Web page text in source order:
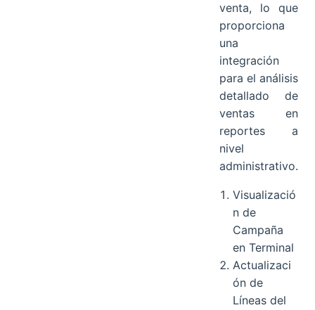
venta, lo que
proporciona
una
integración
para el análisis
detallado de
ventas en
reportes a
nivel
administrativo.
Visualizació
n de
Campaña
en Terminal
Actualizaci
ón de
Líneas del